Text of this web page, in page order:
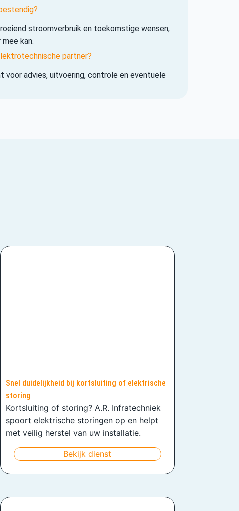
stroomverbruik en toekomstige wensen,
kan.
partner?
voor advies, uitvoering, controle en eventuele
Snel duidelijkheid bij kortsluiting of elektrische
storing
Kortsluiting of storing? A.R. Infratechniek
spoort elektrische storingen op en helpt
met veilig herstel van uw installatie.
Bekijk dienst